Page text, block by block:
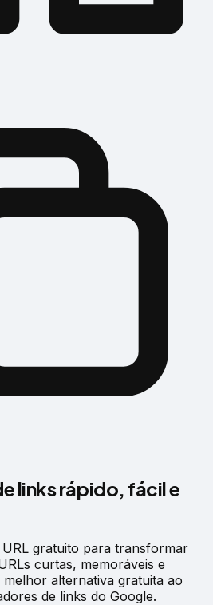
links rápido, fácil e
gratuito para transformar
curtas, memoráveis e
alternativa gratuita ao
de links do Google.